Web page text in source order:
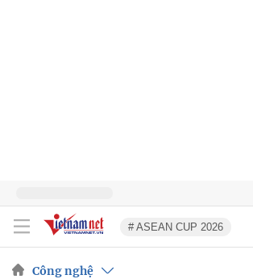
# ASEAN CUP 2026
Công nghệ